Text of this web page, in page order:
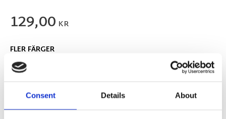
Consent Details About
129,00 KR
FLER FÄRGER